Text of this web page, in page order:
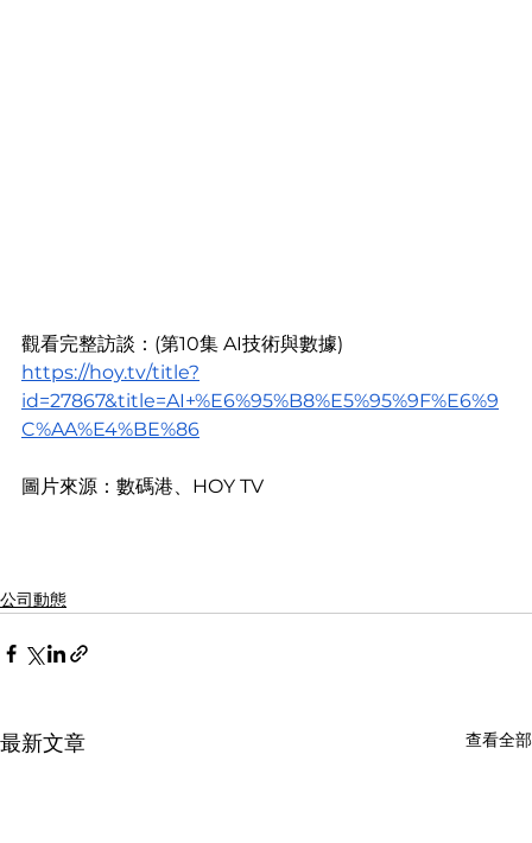
觀看完整訪談：(第10集 AI技術與數據)
https://hoy.tv/title?
id=27867&title=AI+%E6%95%B8%E5%95%9F%E6%9
C%AA%E4%BE%86
圖片來源：數碼港、HOY TV
公司動態
最新文章 查看全部